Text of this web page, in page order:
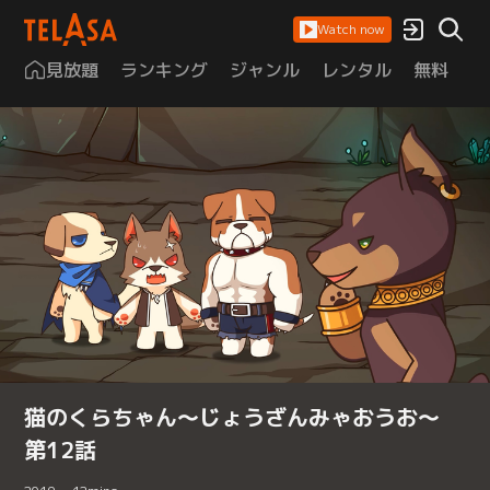
Watch now
見放題 ランキング ジャンル レンタル 無料
猫のくらちゃん～じょうざんみゃおうお～
第12話